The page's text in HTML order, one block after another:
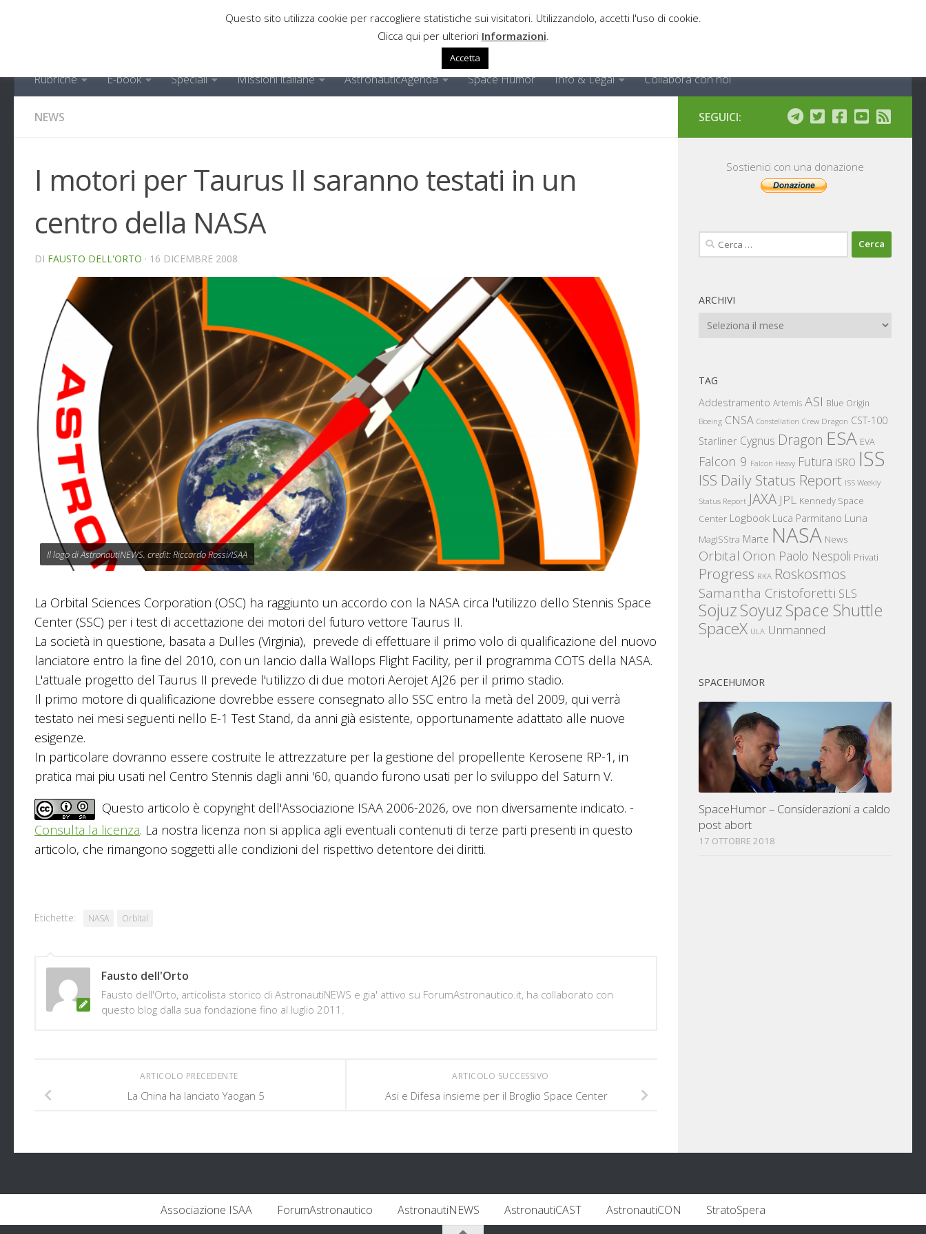
Rubriche E-book Speciali Missioni italiane AstronauticAgenda Space Humor Info & Legal Collabora con noi
NEWS
I motori per Taurus II saranno testati in un
centro della NASA
DI FAUSTO DELL'ORTO · 16 DICEMBRE 2008
Il logo di AstronautiNEWS. credit: Riccardo Rossi/ISAA
La Orbital Sciences Corporation (OSC) ha raggiunto un accordo con la NASA circa l'utilizzo dello Stennis Space
Center (SSC) per i test di accettazione dei motori del futuro vettore Taurus II.
La società in questione, basata a Dulles (Virginia), prevede di effettuare il primo volo di qualificazione del nuovo
lanciatore entro la fine del 2010, con un lancio dalla Wallops Flight Facility, per il programma COTS della NASA.
L'attuale progetto del Taurus II prevede l'utilizzo di due motori Aerojet AJ26 per il primo stadio.
Il primo motore di qualificazione dovrebbe essere consegnato allo SSC entro la metà del 2009, qui verrà
testato nei mesi seguenti nello E-1 Test Stand, da anni già esistente, opportunamente adattato alle nuove
esigenze.
In particolare dovranno essere costruite le attrezzature per la gestione del propellente Kerosene RP-1, in
pratica mai piu usati nel Centro Stennis dagli anni '60, quando furono usati per lo sviluppo del Saturn V.
Questo articolo è copyright dell'Associazione ISAA 2006-2026, ove non diversamente indicato. -
Consulta la licenza. La nostra licenza non si applica agli eventuali contenuti di terze parti presenti in questo
articolo, che rimangono soggetti alle condizioni del rispettivo detentore dei diritti.
Etichette: NASA Orbital
Fausto dell'Orto
Fausto dell'Orto, articolista storico di AstronautiNEWS e gia' attivo su ForumAstronautico.it, ha collaborato con
questo blog dalla sua fondazione fino al luglio 2011.
ARTICOLO SUCCESSIVO
Asi e Difesa insieme per il Broglio Space Center
ARTICOLO PRECEDENTE
La China ha lanciato Yaogan 5
SEGUICI:
Sostienici con una donazione
Ricerca
per:
ARCHIVI
Archivi
TAG
Addestramento Artemis ASI Blue Origin
Boeing CNSA Constellation Crew Dragon CST-100
Starliner Cygnus Dragon ESA EVA
Falcon 9 Falcon Heavy Futura ISRO ISS
ISS Daily Status Report ISS Weekly
Status Report JAXA JPL Kennedy Space
Center Logbook Luca Parmitano Luna
MagISStra Marte NASA News
Orbital Orion Paolo Nespoli Privati
Progress RKA Roskosmos
Samantha Cristoforetti SLS
SojuzSoyuzSpace Shuttle
SpaceX ULA Unmanned
SPACEHUMOR
SpaceHumor – Considerazioni a caldo
post abort
17 OTTOBRE 2018
Associazione ISAA ForumAstronautico AstronautiNEWS AstronautiCAST AstronautiCON StratoSpera
Questo sito utilizza cookie per raccogliere statistiche sui visitatori. Utilizzandolo, accetti l'uso di cookie.
Clicca qui per ulteriori Informazioni
Accetta